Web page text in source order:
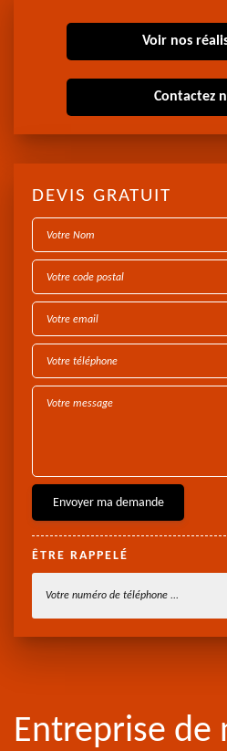
Voir nos
Contactez
DEVIS GRATUIT
ÊTRE RAPPELÉ
Entreprise de